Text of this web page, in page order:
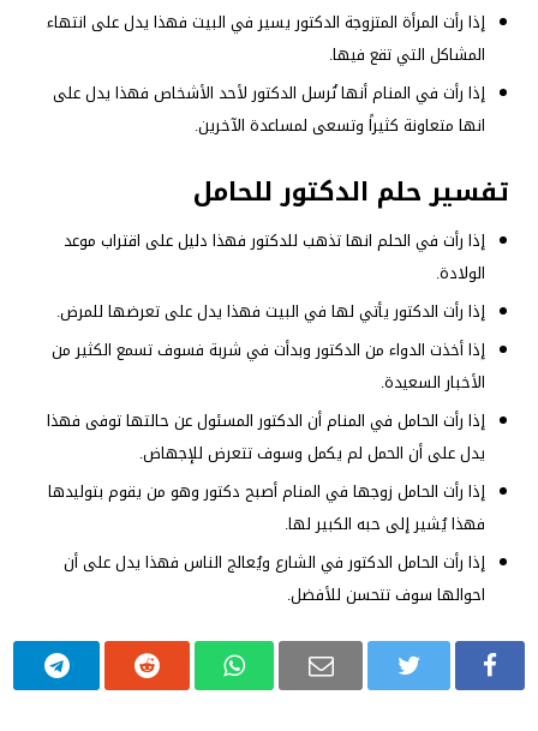
إذا رأت المرأة المتزوجة الدكتور يسير في البيت فهذا يدل على انتهاء
المشاكل التي تقع فيها.
إذا رأت في المنام أنها تُرسل الدكتور لأحد الأشخاص فهذا يدل على
انها متعاونة كثيراً وتسعى لمساعدة الآخرين.
تفسير حلم الدكتور للحامل
إذا رأت في الحلم انها تذهب للدكتور فهذا دليل على اقتراب موعد
الولادة.
إذا رأت الدكتور يأتي لها في البيت فهذا يدل على تعرضها للمرض.
إذا أخذت الدواء من الدكتور وبدأت في شربة فسوف تسمع الكثير من
الأخبار السعيدة.
إذا رأت الحامل في المنام أن الدكتور المسئول عن حالتها توفى فهذا
يدل على أن الحمل لم يكمل وسوف تتعرض للإجهاض.
إذا رأت الحامل زوجها في المنام أصبح دكتور وهو من يقوم بتوليدها
فهذا يُشير إلى حبه الكبير لها.
إذا رأت الحامل الدكتور في الشارع ويُعالج الناس فهذا يدل على أن
احوالها سوف تتحسن للأفضل.